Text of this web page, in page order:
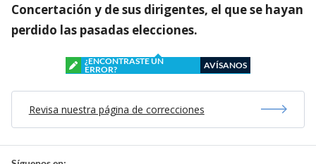
Concertación y de sus dirigentes, el que se hayan
perdido las pasadas elecciones.
¿ENCONTRASTE UN
ERROR?
AVÍSANOS
Revisa nuestra página de correcciones